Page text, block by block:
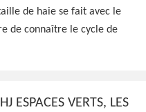
de haie se fait avec le
de connaître le cycle de
ESPACES VERTS, LES